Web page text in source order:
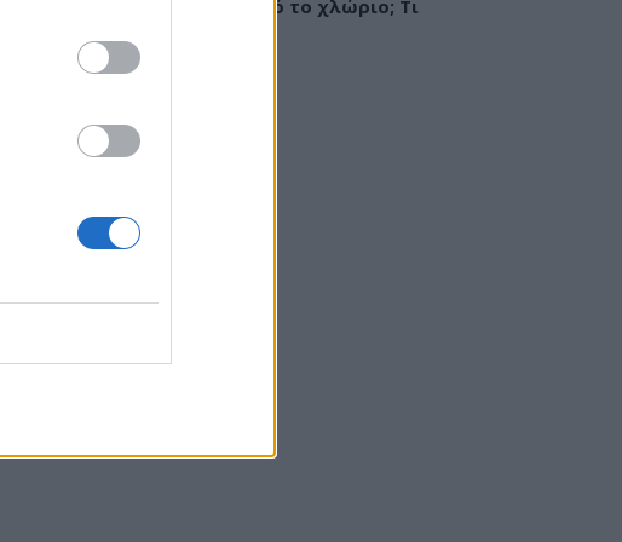
αλλεργία ή ερεθισμός από το χλώριο; Τι